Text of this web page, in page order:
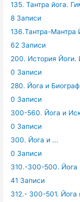
135. Тантра йога.
8 Записи
136.Тантра-Мантра
62 Записи
200. История Йоги.
0 Записи
280. Йога и
0 Записи
300-560. Йога и
0 Записи
300. Йога и ...
0 Записи
310.-300-500. Йога
41 Записи
312.- 300-501. Йога